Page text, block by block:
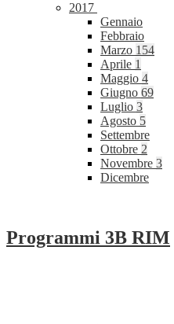
2017
Gennaio
Febbraio
Marzo 154
Aprile 1
Maggio 4
Giugno 69
Luglio 3
Agosto 5
Settembre
Ottobre 2
Novembre 3
Dicembre
Programmi 3B RIM